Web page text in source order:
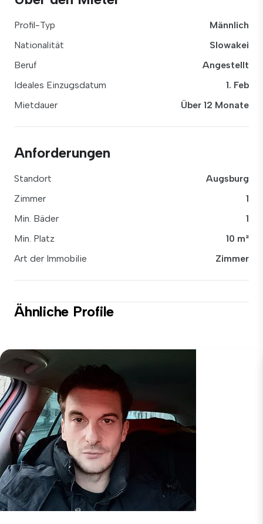
Profil-Typ
Männlich
Nationalität
Slowakei
Beruf
Angestellt
Ideales Einzugsdatum
1. Feb
Mietdauer
Über 12 Monate
Anforderungen
Standort
Augsburg
Zimmer
1
Min. Bäder
1
Min. Platz
10 m²
Art der Immobilie
Zimmer
Ähnliche Profile